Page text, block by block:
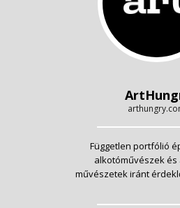
Független portfólió
alkotóművészek és
művészetek iránt